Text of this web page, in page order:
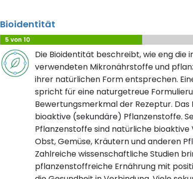
Bioidentität
5 von 10
Die Bioidentität beschreibt, wie eng die
verwendeten Mikronährstoffe und
ihrer natürlichen Form entsprechen.
spricht für eine naturgetreue
Bewertungsmerkmal der Rezeptur.
bioaktive (sekundäre) Pflanzenstoffe.
Pflanzenstoffe sind natürliche bioaktive
Obst, Gemüse, Kräutern und anderen
Zahlreiche wissenschaftliche Studien
pflanzenstoffreiche Ernährung mit